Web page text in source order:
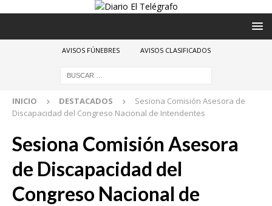
AVISOS FÚNEBRES AVISOS CLASIFICADOS
INICIO DESTACADOS
Sesiona Comisión Asesora de
Discapacidad del Congreso Nacional de Intendentes
Sesiona Comisión Asesora
de Discapacidad del
Congreso Nacional de